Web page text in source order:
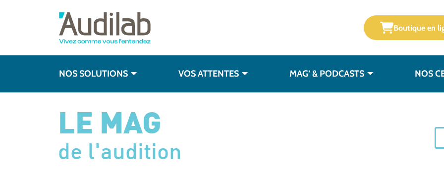
Boutique en
NOS SOLUTIONS VOS ATTENTES MAG’ & PODCASTS NOS
LE MAG
de l'audition